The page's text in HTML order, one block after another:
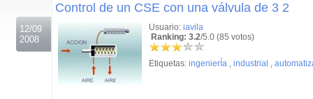
12/09
2008
Control de un CSE con una válvula de 3 2
Usuario: iavila
Ranking: 3.2/5.0 (85 votos)
Etiquetas: ingenierÍa , industrial ,